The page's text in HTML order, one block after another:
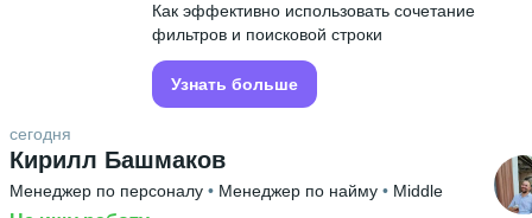
Как эффективно использовать сочетание
фильтров и поисковой строки
Узнать больше
Кирилл Башмаков
сегодня
Менеджер по персоналу • Менеджер по найму • Middle